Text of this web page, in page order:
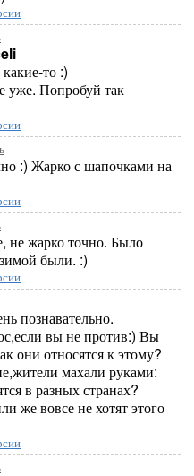
то :)
уже. Попробуй так
:) Жарко с шапочками на
не жарко точно. Было
были. :)
познавательно.
вы не против:) Вы
они относятся к этому?
махали руками:
в разных странах?
же вовсе не хотят этого